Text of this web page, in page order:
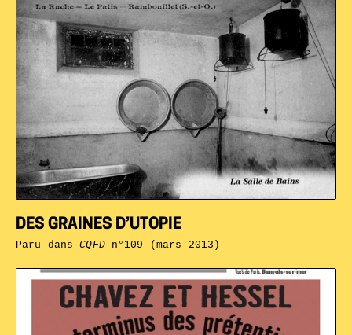
DES GRAINES D’UTOPIE
Paru dansCQFDn°109 (mars 2013)